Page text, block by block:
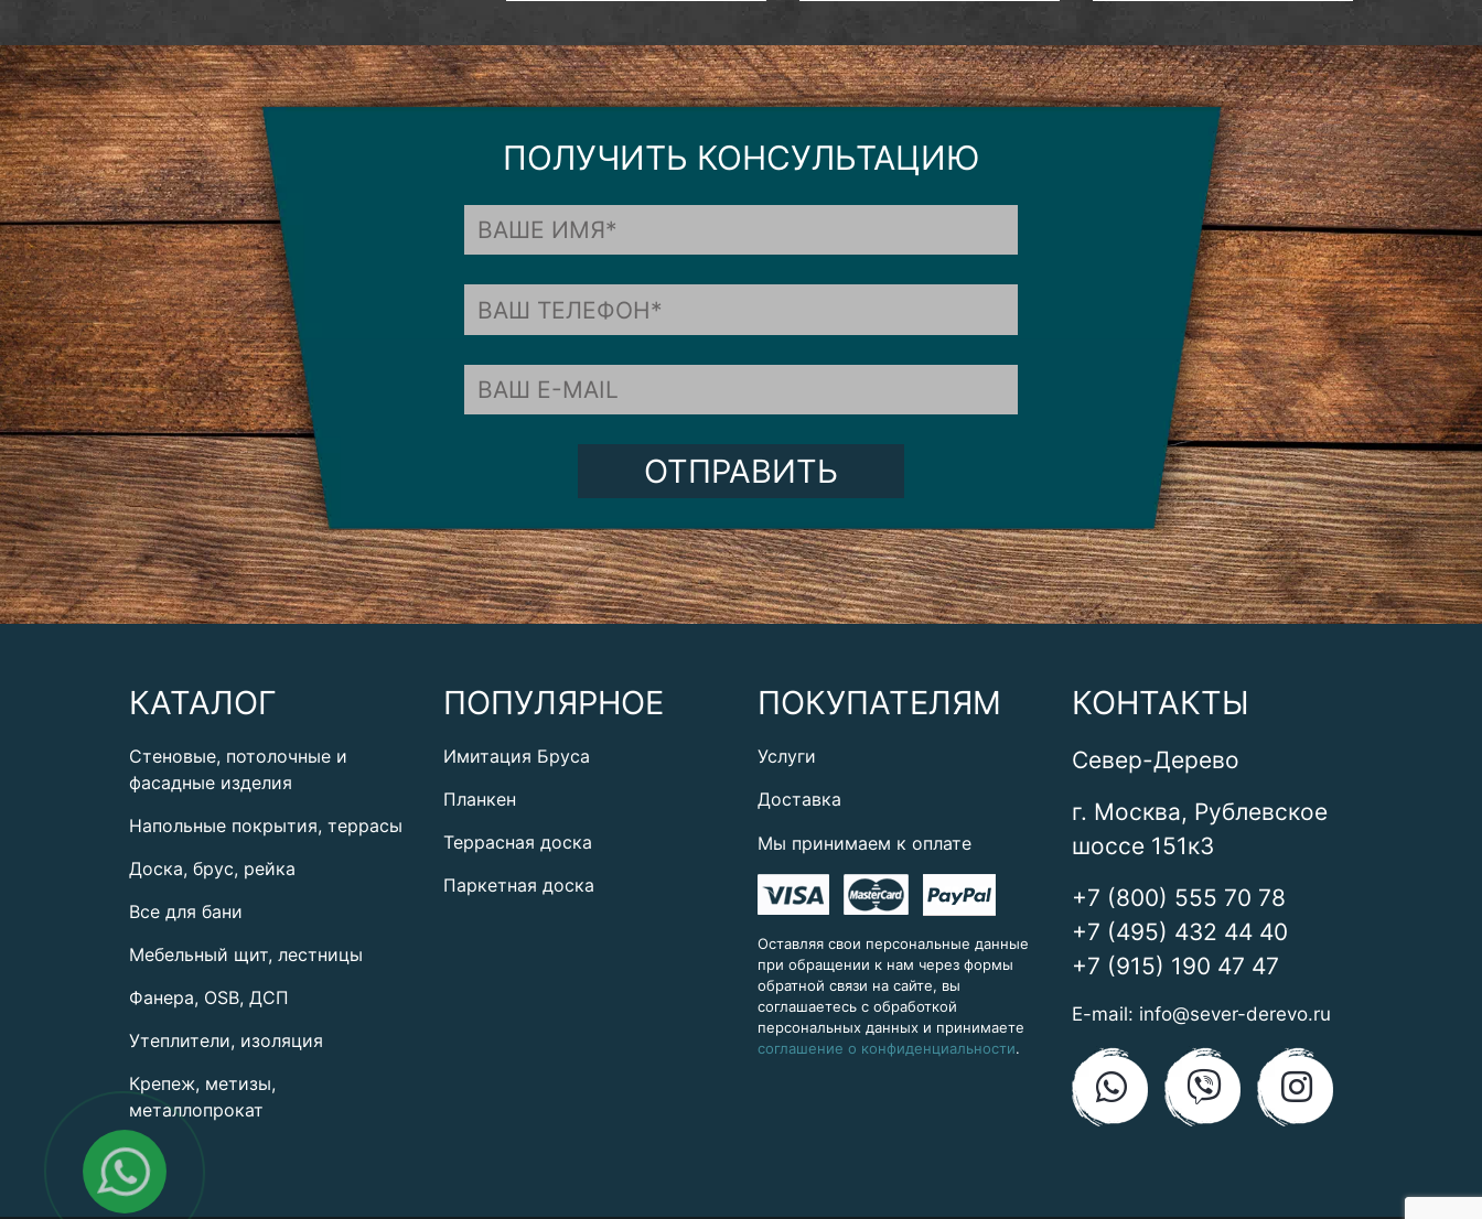
ПОЛУЧИТЬ КОНСУЛЬТАЦИЮ
ОТПРАВИТЬ
КАТАЛОГ
Стеновые, потолочные и
фасадные изделия
Напольные покрытия, террасы
Доска, брус, рейка
Все для бани
Мебельный щит, лестницы
Фанера, OSB, ДСП
Утеплители, изоляция
Крепеж, метизы,
металлопрокат
ПОПУЛЯРНОЕ
Имитация Бруса
Планкен
Террасная доска
Паркетная доска
ПОКУПАТЕЛЯМ
Услуги
Доставка
Мы принимаем к оплате
Оставляя свои персональные данные
при обращении к нам через формы
обратной связи на сайте, вы
соглашаетесь с обработкой
персональных данных и принимаете
соглашение о конфиденциальности.
КОНТАКТЫ
Север-Дерево
г. Москва, Рублевское
шоссе 151к3
+7 (800) 555 70 78
+7 (495) 432 44 40
+7 (915) 190 47 47
E-mail: info@sever-derevo.ru